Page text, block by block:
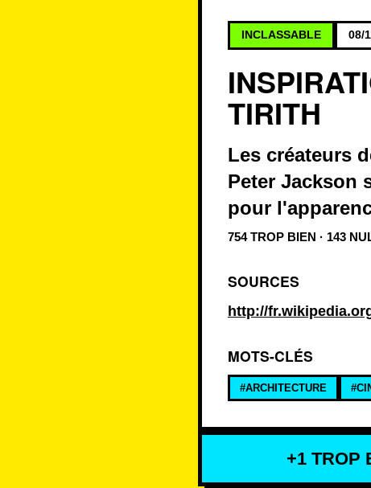
INCLASSABLE 08/
TIRITH
Les créateurs
Peter Jackson
pour
754 TROP BIEN · 143
SOURCES
http://
MOTS-CLÉS
#ARCHITECTURE
+1 TROP